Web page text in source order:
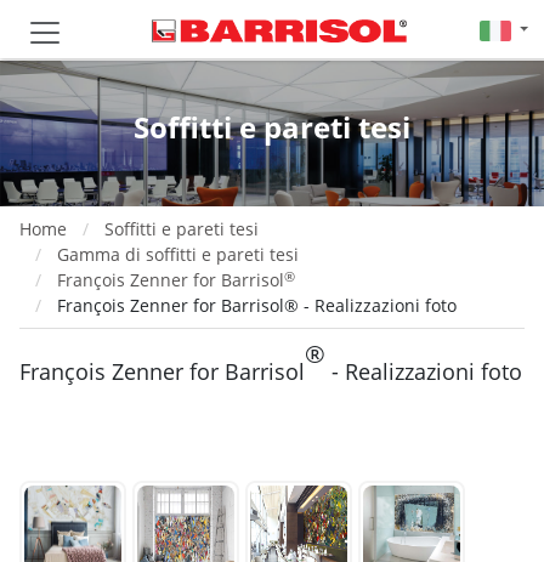
Soffitti e pareti tesi
Home
Soffitti e pareti tesi
Gamma di soffitti e pareti tesi
François Zenner for Barrisol®
François Zenner for Barrisol® - Realizzazioni foto
François Zenner for Barrisol
®
- Realizzazioni foto